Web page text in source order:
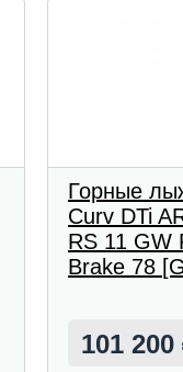
Горные
Curv DTi
RS 11 GW
Brake 78
101 200